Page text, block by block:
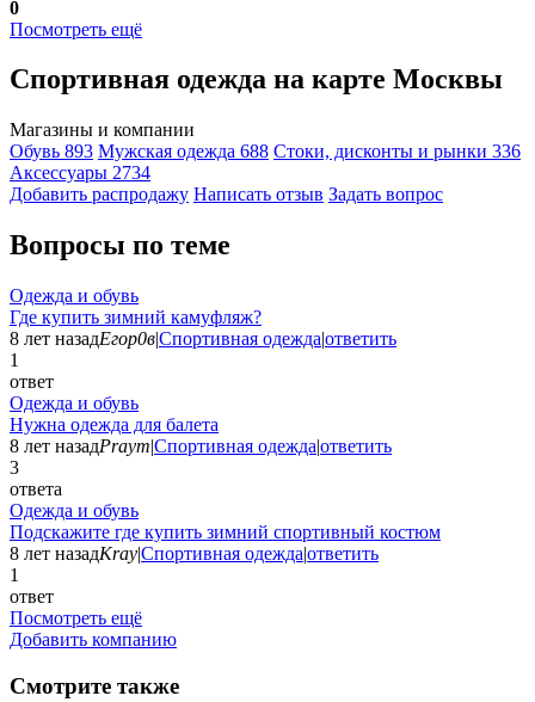
0
Посмотреть ещё
Спортивная одежда на карте Москвы
Магазины и компании
Обувь 893 Мужская одежда 688 Стоки, дисконты и рынки 336
Аксессуары 2734
Добавить раcпродажу Написать отзыв Задать вопрос
Вопросы по теме
Одежда и обувь
Где купить зимний камуфляж?
8 лет назадЕгор0в|Спортивная одежда|ответить
1
ответ
Одежда и обувь
Нужна одежда для балета
8 лет назадPraym|Спортивная одежда|ответить
3
ответа
Одежда и обувь
Подскажите где купить зимний спортивный костюм
8 лет назадKray|Спортивная одежда|ответить
1
ответ
Посмотреть ещё
Добавить компанию
Смотрите также